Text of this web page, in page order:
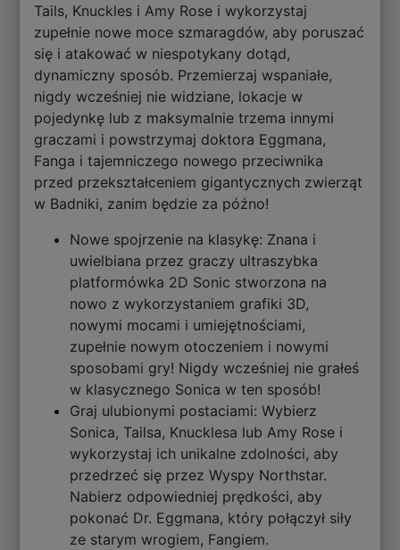
Tails, Knuckles i Amy Rose i wykorzystaj
zupełnie nowe moce szmaragdów, aby poruszać
się i atakować w niespotykany dotąd,
dynamiczny sposób. Przemierzaj wspaniałe,
nigdy wcześniej nie widziane, lokacje w
pojedynkę lub z maksymalnie trzema innymi
graczami i powstrzymaj doktora Eggmana,
Fanga i tajemniczego nowego przeciwnika
przed przekształceniem gigantycznych zwierząt
w Badniki, zanim będzie za późno!
Nowe spojrzenie na klasykę: Znana i
uwielbiana przez graczy ultraszybka
platformówka 2D Sonic stworzona na
nowo z wykorzystaniem grafiki 3D,
nowymi mocami i umiejętnościami,
zupełnie nowym otoczeniem i nowymi
sposobami gry! Nigdy wcześniej nie grałeś
w klasycznego Sonica w ten sposób!
Graj ulubionymi postaciami: Wybierz
Sonica, Tailsa, Knucklesa lub Amy Rose i
wykorzystaj ich unikalne zdolności, aby
przedrzeć się przez Wyspy Northstar.
Nabierz odpowiedniej prędkości, aby
pokonać Dr. Eggmana, który połączył siły
ze starym wrogiem, Fangiem.